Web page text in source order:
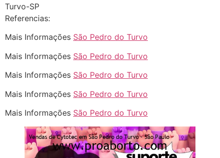
Turvo-SP
Referencias:
Mais Informações São Pedro do Turvo
Mais Informações São Pedro do Turvo
Mais Informações São Pedro do Turvo
Mais Informações São Pedro do Turvo
Mais Informações São Pedro do Turvo
(879121**** em
Deve ser um corrimento normal
22/05/2026 17:19:47
G (1199866**** em